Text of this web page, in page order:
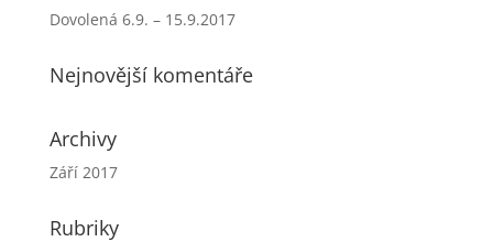
Dovolená 6.9. – 15.9.2017
Nejnovější komentáře
Archivy
Září 2017
Rubriky